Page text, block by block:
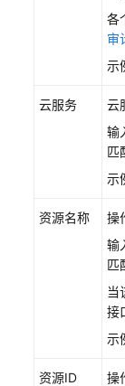
警
源
各
审
示
云服务
云
输
匹
示
资源名称
操
输
匹
当
接
示
资源ID
操